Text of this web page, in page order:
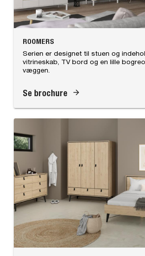
ROOMERS
Serien er designet til stuen og
vitrineskab, TV bord og en lille
væggen.
Se brochure